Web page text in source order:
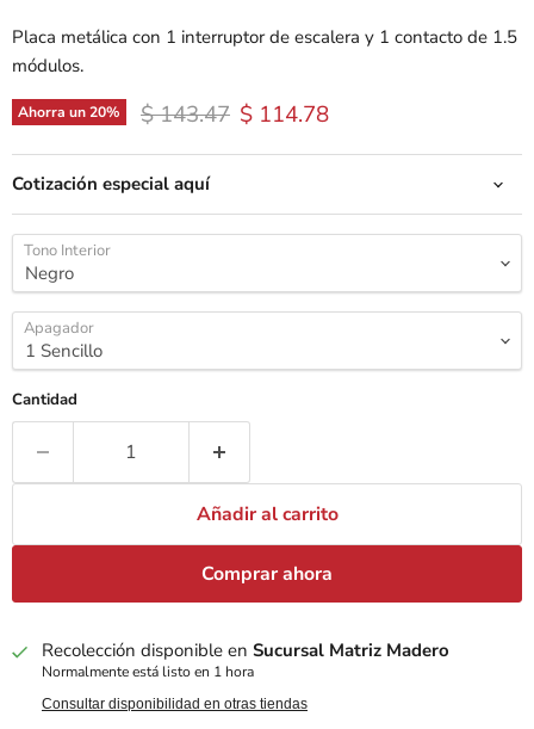
Placa metálica con 1 interruptor de escalera y 1 contacto de 1.5
módulos.
Ahorra un20% Precio original
$ 143.47 Precio actual
$ 114.78
Cotización especial aquí
Tono Interior
Apagador
Cantidad
Añadir al carrito
Comprar ahora
Recolección disponible en Sucursal Matriz Madero
Normalmente está listo en 1 hora
Consultar disponibilidad en otras tiendas